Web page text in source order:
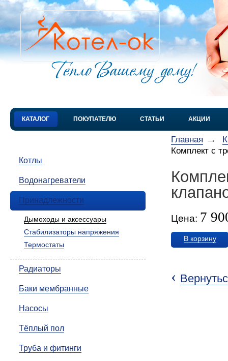
КАТАЛОГ ПОКУПАТЕЛЮ СТАТЬИ АКЦИИ
Котлы
Водонагреватели
Принадлежности
Дымоходы и аксессуары
Стабилизаторы напряжения
Термостаты
Радиаторы
Баки мембранные
Насосы
Тёплый пол
Труба и фитинги
Главная
Комплект с
Цена: 7
В корзину
‹